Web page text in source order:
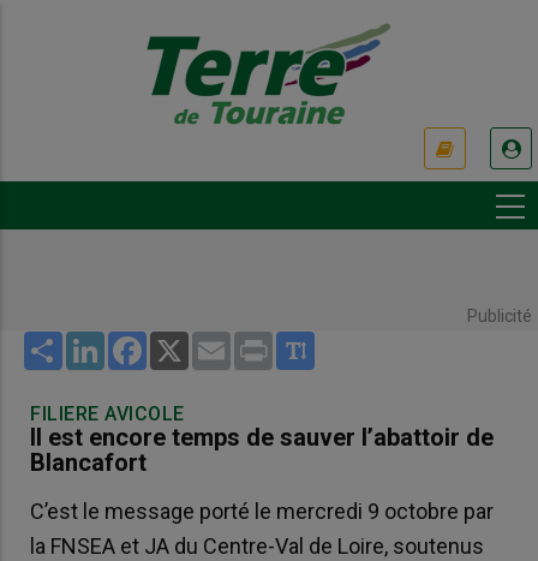
Publicité
Share LinkedInFacebook
X Email Print
FILIERE AVICOLE
Il est encore temps de sauver l’abattoir de
Blancafort
C’est le message porté le mercredi 9 octobre par
la FNSEA et JA du Centre-Val de Loire, soutenus